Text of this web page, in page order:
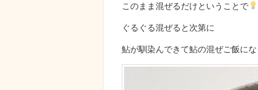
このまま混ぜるだけということで
ぐるぐる混ぜると次第に
鮎が馴染んできて鮎の混ぜご飯に